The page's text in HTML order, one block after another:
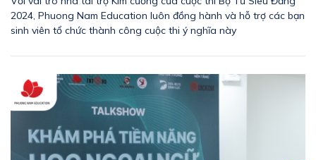
2024, Phuong Nam Education luôn đồng hành và hỗ trợ các bạn
sinh viên tổ chức thành công cuộc thi ý nghĩa này